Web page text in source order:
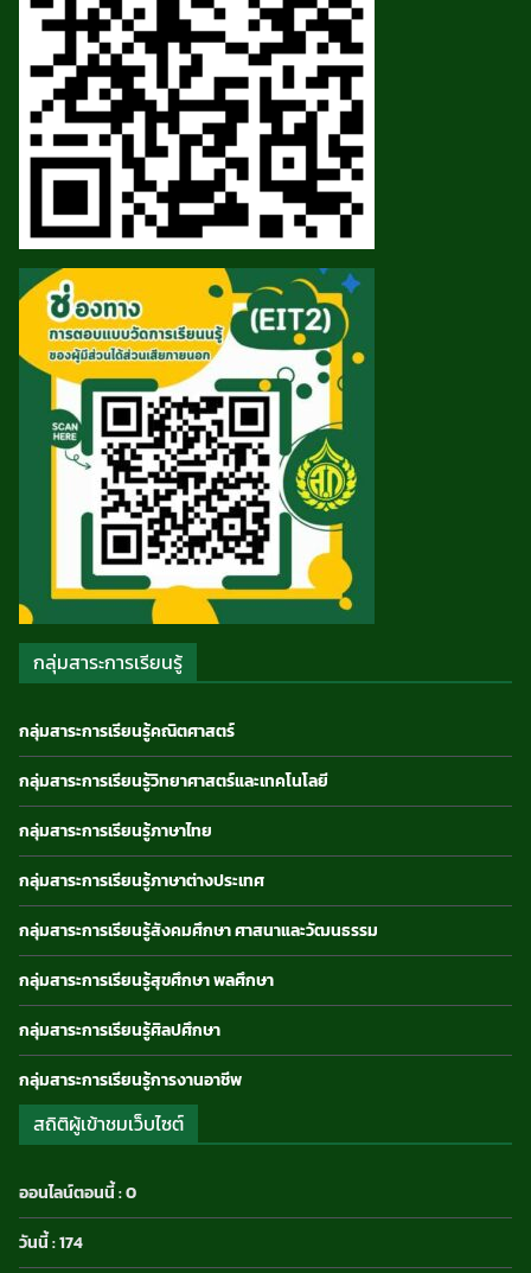
กลุ่มสาระการเรียนรู้
กลุ่มสาระการเรียนรู้คณิตศาสตร์
กลุ่มสาระการเรียนรู้วิทยาศาสตร์และเทคโนโลยี
กลุ่มสาระการเรียนรู้ภาษาไทย
กลุ่มสาระการเรียนรู้ภาษาต่างประเทศ
กลุ่มสาระการเรียนรู้สังคมศึกษา ศาสนาและวัฒนธรรม
กลุ่มสาระการเรียนรู้สุขศึกษา พลศึกษา
กลุ่มสาระการเรียนรู้ศิลปศึกษา
กลุ่มสาระการเรียนรู้การงานอาชีพ
สถิติผู้เข้าชมเว็บไซต์
ออนไลน์ตอนนี้ : 0
วันนี้ : 174